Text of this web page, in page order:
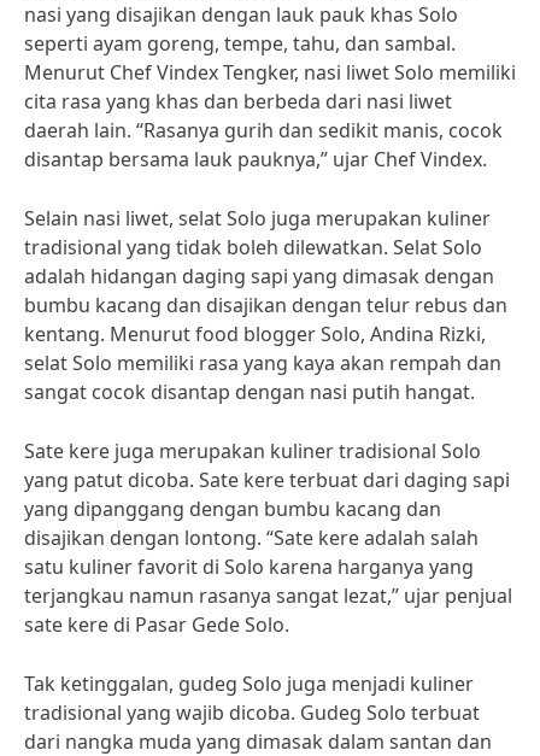
nasi yang disajikan dengan lauk pauk khas Solo
seperti ayam goreng, tempe, tahu, dan sambal.
Menurut Chef Vindex Tengker, nasi liwet Solo memiliki
cita rasa yang khas dan berbeda dari nasi liwet
daerah lain. “Rasanya gurih dan sedikit manis, cocok
disantap bersama lauk pauknya,” ujar Chef Vindex.
Selain nasi liwet, selat Solo juga merupakan kuliner
tradisional yang tidak boleh dilewatkan. Selat Solo
adalah hidangan daging sapi yang dimasak dengan
bumbu kacang dan disajikan dengan telur rebus dan
kentang. Menurut food blogger Solo, Andina Rizki,
selat Solo memiliki rasa yang kaya akan rempah dan
sangat cocok disantap dengan nasi putih hangat.
Sate kere juga merupakan kuliner tradisional Solo
yang patut dicoba. Sate kere terbuat dari daging sapi
yang dipanggang dengan bumbu kacang dan
disajikan dengan lontong. “Sate kere adalah salah
satu kuliner favorit di Solo karena harganya yang
terjangkau namun rasanya sangat lezat,” ujar penjual
sate kere di Pasar Gede Solo.
Tak ketinggalan, gudeg Solo juga menjadi kuliner
tradisional yang wajib dicoba. Gudeg Solo terbuat
dari nangka muda yang dimasak dalam santan dan